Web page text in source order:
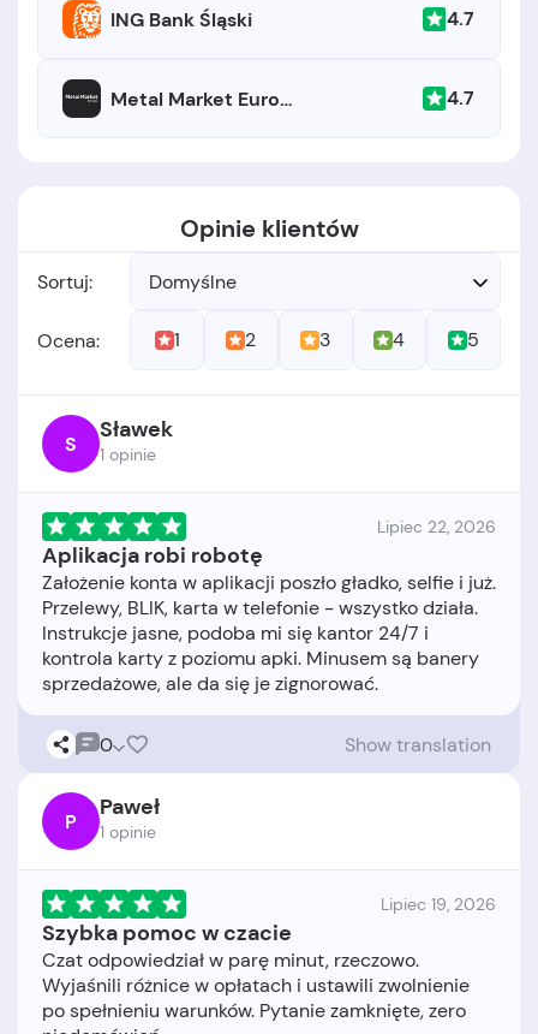
ING Bank Śląski 4.7
Metal Market Europe 4.7
Opinie klientów
Sortuj: Domyślne
Ocena: 1 2 3 4 5
S Sławek
1 opinie
Lipiec 22, 2026
Aplikacja robi robotę
Założenie konta w aplikacji poszło gładko, selfie i już.
Przelewy, BLIK, karta w telefonie - wszystko działa.
Instrukcje jasne, podoba mi się kantor 24/7 i
kontrola karty z poziomu apki. Minusem są banery
0 Show translation
P Paweł
1 opinie
Lipiec 19, 2026
Szybka pomoc w czacie
Czat odpowiedział w parę minut, rzeczowo.
Wyjaśnili różnice w opłatach i ustawili zwolnienie
po spełnieniu warunków. Pytanie zamknięte, zero